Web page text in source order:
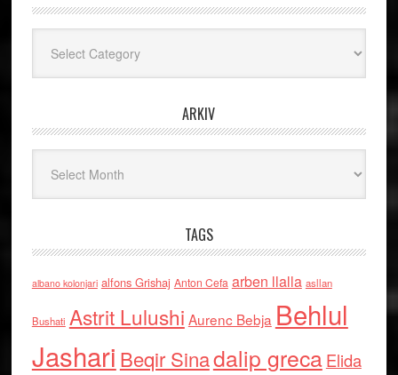
ARKIV
TAGS
albano kolonjari alfons Grishaj Anton Cefa arben llalla asllan
Bushati Astrit Lulushi Aurenc Bebja Behlul
Jashari Beqir Sinadalip grecaElida